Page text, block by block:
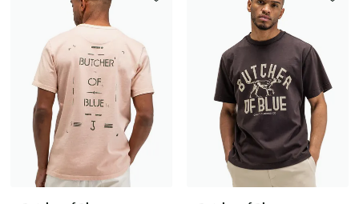
Toevoegen aan favorieten